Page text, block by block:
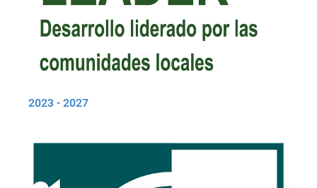
2023 - 2027